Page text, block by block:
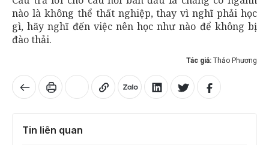
nào là không thể thất nghiệp, thay vì nghĩ phải học
gì, hãy nghĩ đến việc nên học như nào để không bị
đào thải.
Tác giả: Thảo Phương
Tin liên quan